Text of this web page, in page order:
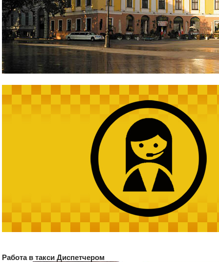
Работа в такси Диспетчером